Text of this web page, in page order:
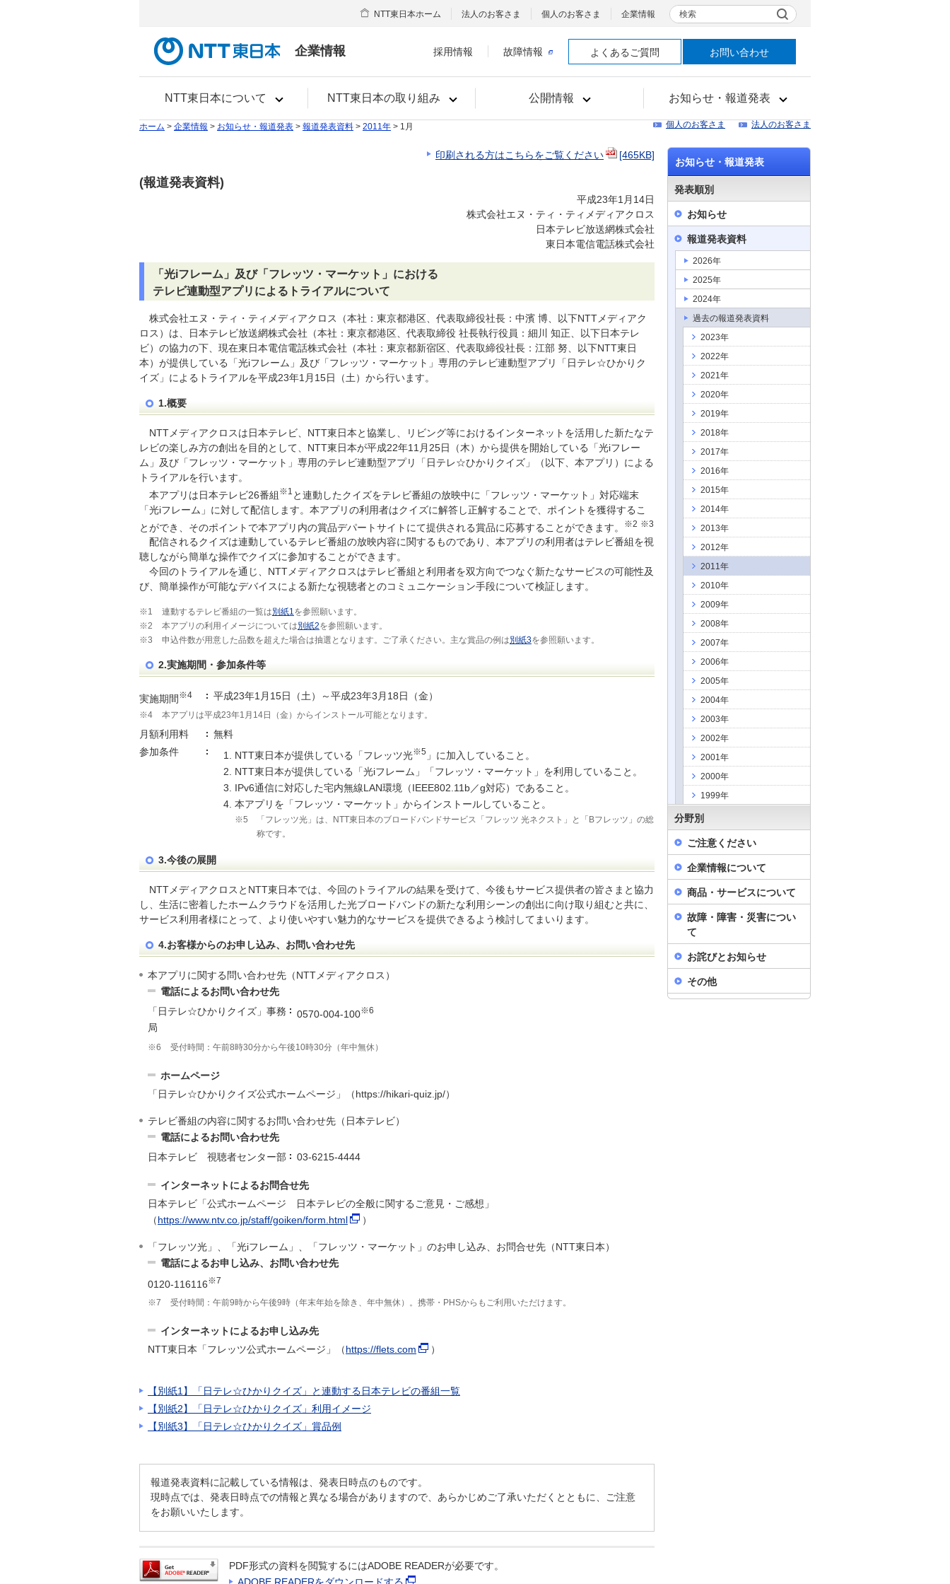
企業情報
NTT東日本について NTT東日本の取り組み 公開情報 お知らせ・報道発表
NTT東日本ホーム 法人のお客さま 個人のお客さま 企業情報 検索
採用情報 故障情報 よくあるご質問 お問い合わせ
ホーム > 企業情報 > お知らせ・報道発表 > 報道発表資料 > 2011年 > 1月 個人のお客さま 法人のお客さま
印刷される方はこちらをご覧ください [465KB]
(報道発表資料)
平成23年1月14日
株式会社エヌ・ティ・ティメディアクロス
日本テレビ放送網株式会社
東日本電信電話株式会社
「光iフレーム」及び「フレッツ・マーケット」における
テレビ連動型アプリによるトライアルについて
株式会社エヌ・ティ・ティメディアクロス（本社：東京都港区、代表取締役社長：中濱 博、以下NTTメディアク
ロス）は、日本テレビ放送網株式会社（本社：東京都港区、代表取締役 社長執行役員：細川 知正、以下日本テレ
ビ）の協力の下、現在東日本電信電話株式会社（本社：東京都新宿区、代表取締役社長：江部 努、以下NTT東日
本）が提供している「光iフレーム」及び「フレッツ・マーケット」専用のテレビ連動型アプリ「日テレ☆ひかりク
イズ」によるトライアルを平成23年1月15日（土）から行います。
1.概要
NTTメディアクロスは日本テレビ、NTT東日本と協業し、リビング等におけるインターネットを活用した新たなテ
レビの楽しみ方の創出を目的として、NTT東日本が平成22年11月25日（木）から提供を開始している「光iフレー
ム」及び「フレッツ・マーケット」専用のテレビ連動型アプリ「日テレ☆ひかりクイズ」（以下、本アプリ）による
トライアルを行います。
本アプリは日本テレビ26番組 ※1 と連動したクイズをテレビ番組の放映中に「フレッツ・マーケット」対応端末
「光iフレーム」に対して配信します。本アプリの利用者はクイズに解答し正解することで、ポイントを獲得するこ
とができ、そのポイントで本アプリ内の賞品デパートサイトにて提供される賞品に応募することができます。
※2 ※3
配信されるクイズは連動しているテレビ番組の放映内容に関するものであり、本アプリの利用者はテレビ番組を視
聴しながら簡単な操作でクイズに参加することができます。
今回のトライアルを通じ、NTTメディアクロスはテレビ番組と利用者を双方向でつなぐ新たなサービスの可能性及
び、簡単操作が可能なデバイスによる新たな視聴者とのコミュニケーション手段について検証します。
※1 連動するテレビ番組の一覧は別紙1を参照願います。
※2
本アプリの利用イメージについては別紙2を参照願います。
※3
申込件数が用意した品数を超えた場合は抽選となります。ご了承ください。主な賞品の例は別紙3を参照願います。
2.実施期間・参加条件等
実施期間 ※4 平成23年1月15日（土）～平成23年3月18日（金）
※4 本アプリは平成23年1月14日（金）からインストール可能となります。
月額利用料
無料
参加条件
NTT東日本が提供している「フレッツ光※5 」に加入していること。
NTT東日本が提供している「光iフレーム」「フレッツ・マーケット」を利用していること。
IPv6通信に対応した宅内無線LAN環境（IEEE802.11b／g対応）であること。
本アプリを「フレッツ・マーケット」からインストールしていること。
※5
「フレッツ光」は、NTT東日本のブロードバンドサービス「フレッツ 光ネクスト」と「Bフレッツ」の総
称です。
3.今後の展開
NTTメディアクロスとNTT東日本では、今回のトライアルの結果を受けて、今後もサービス提供者の皆さまと協力
し、生活に密着したホームクラウドを活用した光ブロードバンドの新たな利用シーンの創出に向け取り組むと共に、
サービス利用者様にとって、より使いやすい魅力的なサービスを提供できるよう検討してまいります。
4.お客様からのお申し込み、お問い合わせ先
本アプリに関する問い合わせ先（NTTメディアクロス）
電話によるお問い合わせ先
「日テレ☆ひかりクイズ」事務
局
0570-004-100※6
※6 受付時間：午前8時30分から午後10時30分（年中無休）
ホームページ
「日テレ☆ひかりクイズ公式ホームページ」（https://hikari-quiz.jp/）
テレビ番組の内容に関するお問い合わせ先（日本テレビ）
電話によるお問い合わせ先
日本テレビ 視聴者センター部
03-6215-4444
インターネットによるお問合せ先
日本テレビ「公式ホームページ 日本テレビの全般に関するご意見・ご感想」
（https://www.ntv.co.jp/staff/goiken/form.html ）
「フレッツ光」、「光iフレーム」、「フレッツ・マーケット」のお申し込み、お問合せ先（NTT東日本）
電話によるお申し込み、お問い合わせ先
0120-116116※7
※7 受付時間：午前9時から午後9時（年末年始を除き、年中無休）。携帯・PHSからもご利用いただけます。
インターネットによるお申し込み先
NTT東日本「フレッツ公式ホームページ」（https://flets.com ）
【別紙1】「日テレ☆ひかりクイズ」と連動する日本テレビの番組一覧
【別紙2】「日テレ☆ひかりクイズ」利用イメージ
【別紙3】「日テレ☆ひかりクイズ」賞品例
報道発表資料に記載している情報は、発表日時点のものです。
現時点では、発表日時点での情報と異なる場合がありますので、あらかじめご了承いただくとともに、ご注意
をお願いいたします。
PDF形式の資料を閲覧するにはADOBE READERが必要です。
お知らせ・報道発表
発表順別
お知らせ
報道発表資料
2026年
2025年
2024年
過去の報道発表資料
2023年
2022年
2021年
2020年
2019年
2018年
2017年
2016年
2015年
2014年
2013年
2012年
2011年
2010年
2009年
2008年
2007年
2006年
2005年
2004年
2003年
2002年
2001年
2000年
1999年
分野別
ご注意ください
企業情報について
商品・サービスについて
故障・障害・災害につい
て
お詫びとお知らせ
その他